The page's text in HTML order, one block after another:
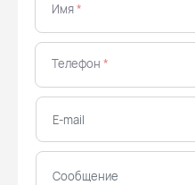
Имя*
Телефон *